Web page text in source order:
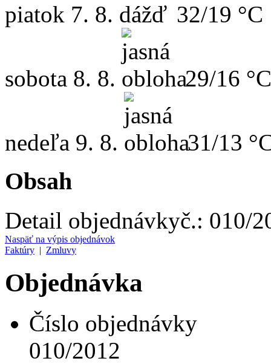
piatok 7. 8. 32/19 °C
sobota 8. 8. 29/16 °C
nedeľa 9. 8. 31/13
Obsah
Detail objednávkyč.: 010/
Naspäť na výpis objednávok
Faktúry | Zmluvy
Objednávka
Číslo objednávky
010/2012